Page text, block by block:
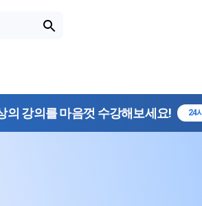
의 강의를 마음껏 수강해보세요! 24